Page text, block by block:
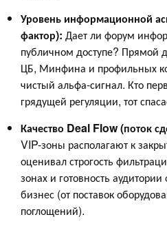
Уровень информационной
фактор): Дает ли форум
публичном доступе? Прямой
ЦБ, Минфина и профильных
чистый альфа-сигнал. Кто
грядущей регуляции, тот
Качество Deal Flow (поток
VIP-зоны располагают к
оценивал строгость
зонах и готовность
бизнес (от поставок
поглощений).